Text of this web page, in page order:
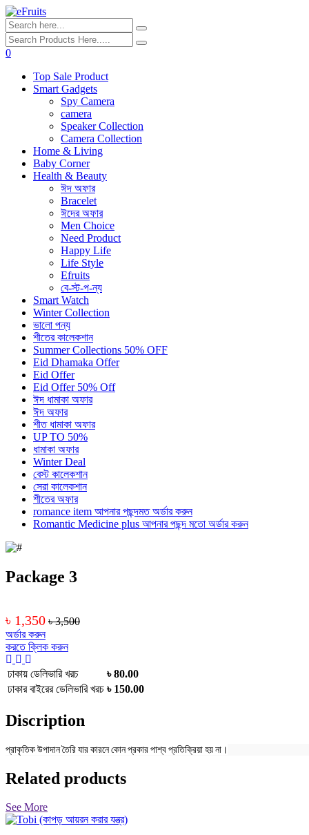
0
Top Sale Product
Smart Gadgets
Spy Camera
camera
Speaker Collection
Camera Collection
Home & Living
Baby Corner
Health & Beauty
ঈদ অফার
Bracelet
ঈদের অফার
Men Choice
Need Product
Happy Life
Life Style
Efruits
বে-স্ট-প-ন্য
Smart Watch
Winter Collection
ভালো পন্য
শীতের কালেকশান
Summer Collections 50% OFF
Eid Dhamaka Offer
Eid Offer
Eid Offer 50% Off
ঈদ ধামাকা অফার
ঈদ অফার
শীত ধামাকা অফার
UP TO 50%
ধামাকা অফার
Winter Deal
বেস্ট কালেকশান
সেরা কালেকশান
শীতের অফার
romance item আপনার পছন্দমত অর্ডার করুন
Romantic Medicine plus আপনার পছন্দ মতো অর্ডার করুন
Package 3
৳ 1,350 ৳ 3,500
অর্ডার করুন
করতে ক্লিক করুন
ঢাকায় ডেলিভারি খরচ
৳ 80.00
ঢাকার বাইরের ডেলিভারি খরচ ৳ 150.00
Discription
প্রাকৃতিক উপাদান তৈরি যার কারনে কোন প্রকার পাশ্ব প্রতিক্রিয়া হয় না।
Related products
See More